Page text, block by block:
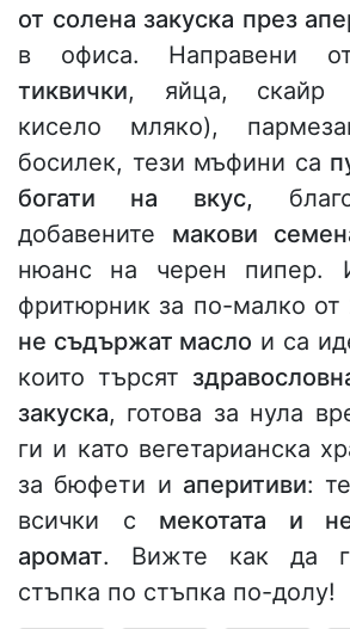
от солена закуска през
в офиса. Направени
тиквички, яйца, скайр
кисело мляко),
босилек, тези мъфини са
богати на вкус,
добавените макови
нюанс на черен пипер.
фритюрник за по-малко
не съдържат масло и са
които търсят
закуска, готова за нула
ги и като вегетарианска
за бюфети и аперитиви:
всички с мекотата и
аромат. Вижте как да
стъпка по стъпка по-долу!